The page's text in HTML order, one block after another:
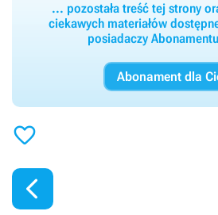
... pozostała treść tej strony
ciekawych materiałów
posiadaczy
Abonament dla

